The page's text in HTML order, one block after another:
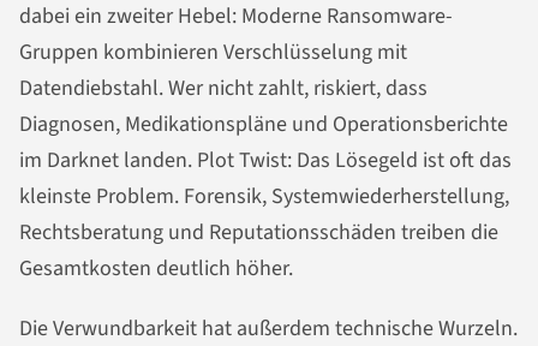
dabei ein zweiter Hebel: Moderne Ransomware-
Gruppen kombinieren Verschlüsselung mit
Datendiebstahl. Wer nicht zahlt, riskiert, dass
Diagnosen, Medikationspläne und Operationsberichte
im Darknet landen. Plot Twist: Das Lösegeld ist oft das
kleinste Problem. Forensik, Systemwiederherstellung,
Rechtsberatung und Reputationsschäden treiben die
Gesamtkosten deutlich höher.
Die Verwundbarkeit hat außerdem technische Wurzeln.